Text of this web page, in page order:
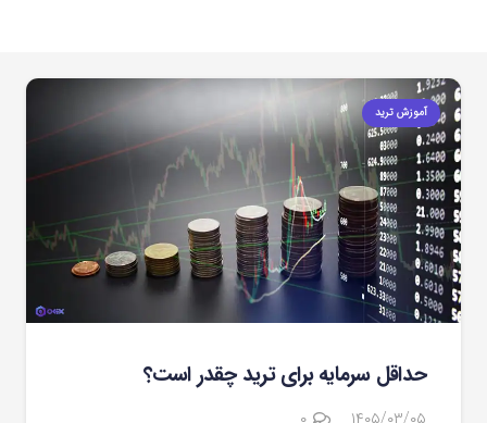
آموزش ترید
حداقل سرمایه برای ترید چقدر است؟